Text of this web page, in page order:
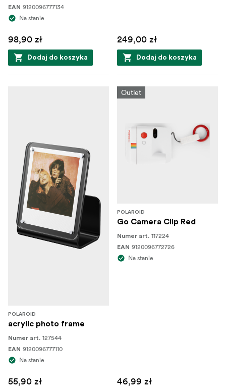
EAN 9120096777134
Na stanie
98,90 zł
Dodaj do koszyka
249,00 zł
Dodaj do koszyka
POLAROID
acrylic photo frame
Numer art. 127544
EAN 9120096777110
Na stanie
55,90 zł
Outlet
POLAROID
Go Camera Clip Red
Numer art. 117224
EAN 9120096772726
Na stanie
46,99 zł